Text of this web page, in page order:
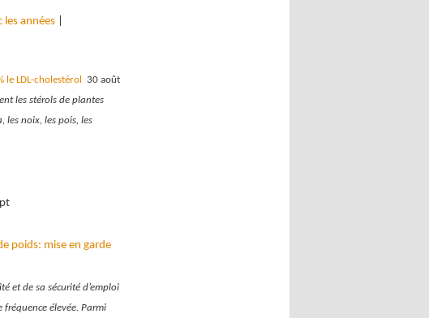
les années|
LDL-cholestérol
30 août
les stérols de plantes
les noix, les pois, les
poids: mise en garde
et de sa sécurité d’emploi
élevée. Parmi